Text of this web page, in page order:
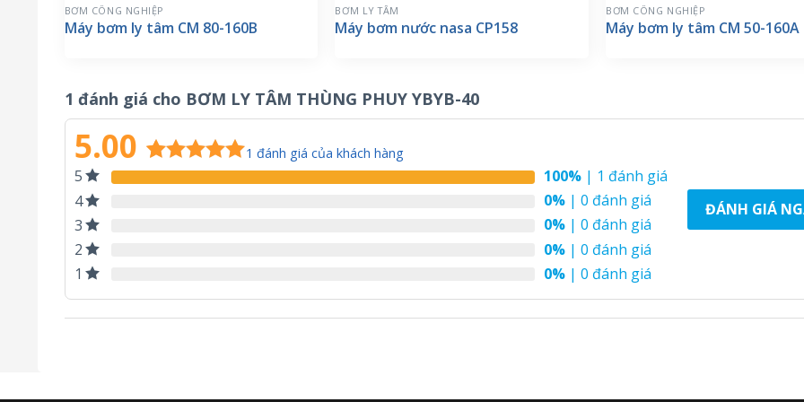
BƠM CÔNG NGHIỆP
Máy bơm ly tâm CM 80-160B
BƠM LY TÂM
Máy bơm nước nasa CP158
BƠM CÔNG NGHIỆP
Máy bơm ly tâm CM 50-160A
1 đánh giá cho BƠM LY TÂM THÙNG PHUY YBYB-40
5.00 1 đánh giá của khách hàng
5 100% | 1 đánh giá
4
0% | 0 đánh giá
3
0% | 0 đánh giá
2
0% | 0 đánh giá
1
0% | 0 đánh giá
ĐÁNH GIÁ